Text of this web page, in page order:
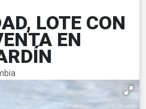
LOTE CON
EN